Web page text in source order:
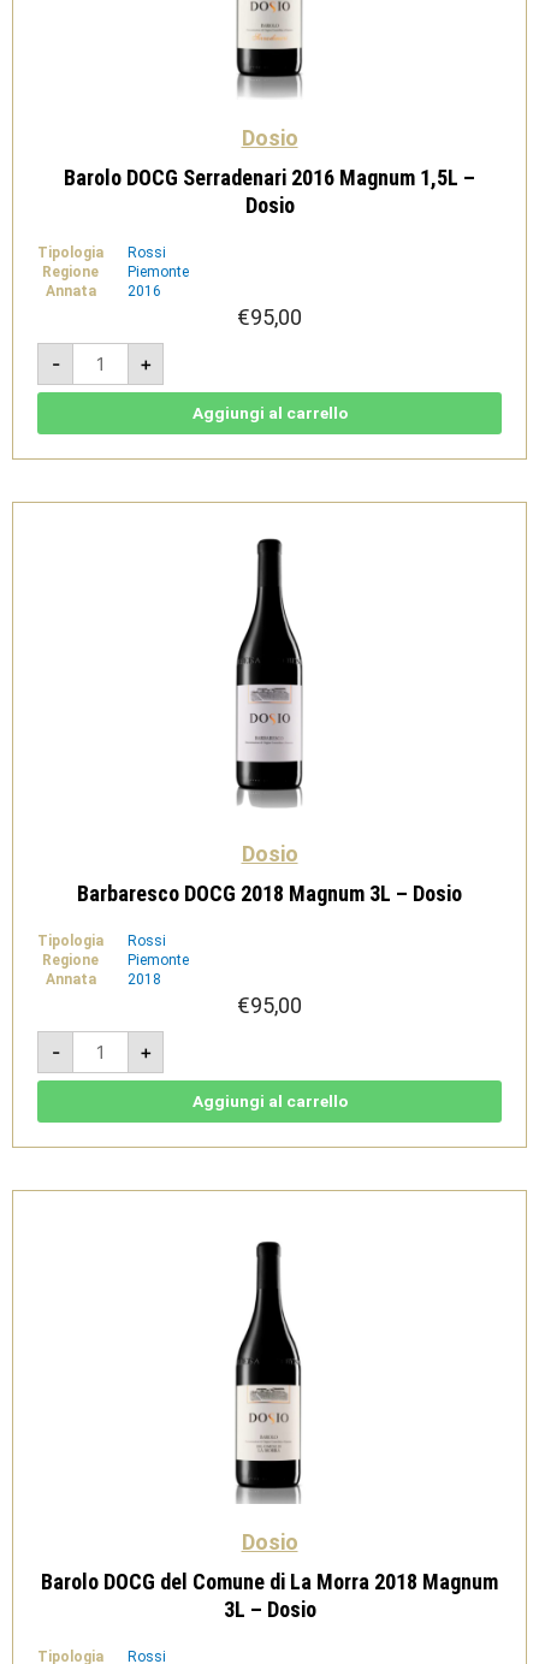
Dosio
Barolo DOCG Serradenari 2016 Magnum 1,5L –
Dosio
Tipologia
Rossi
Regione
Piemonte
Annata
2016
€95,00
-
Barolo
DOCG
Serradenari
2016
Dosio
+
Aggiungi al carrello
Dosio
Barbaresco DOCG 2018 Magnum 3L – Dosio
Tipologia
Rossi
Regione
Piemonte
Annata
2018
€95,00
-
Barbaresco
DOCG
2018
Magnum
quantità
+
Aggiungi al carrello
Dosio
Barolo DOCG del Comune di La Morra 2018 Magnum
3L – Dosio
Tipologia Rossi